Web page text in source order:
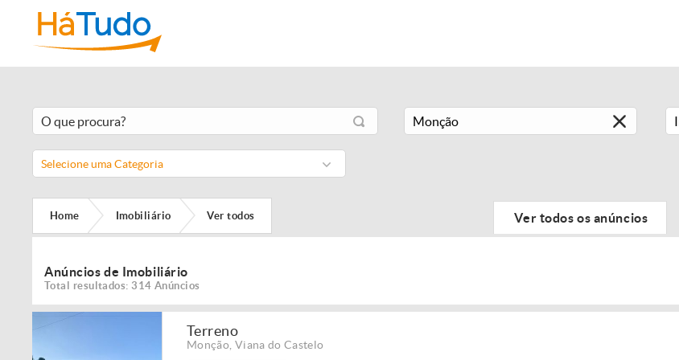
Selecione uma Categoria
Home Imobiliário Ver todos Ver todos os anúncios
Anúncios de Imobiliário
Total resultados: 314 Anúncios
Terreno
Monção Viana do Castelo